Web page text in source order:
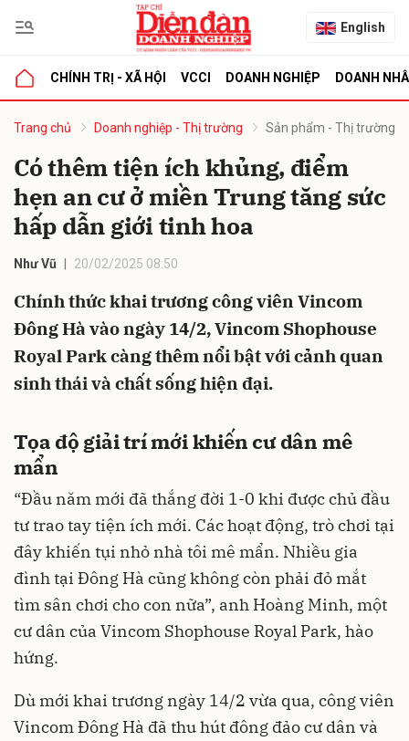
English
CHÍNH TRỊ - XÃ HỘI VCCI DOANH NGHIỆP DOANH
Trang chủ Doanh nghiệp - Thị trường Sản phẩm - Thị trường
Có thêm tiện ích khủng, điểm
hẹn an cư ở miền Trung tăng sức
hấp dẫn giới tinh hoa
Như Vũ 20/02/2025 08:50
Chính thức khai trương công viên Vincom
Đông Hà vào ngày 14/2, Vincom Shophouse
Royal Park càng thêm nổi bật với cảnh quan
sinh thái và chất sống hiện đại.
Tọa độ giải trí mới khiến cư dân mê
mẩn
“Đầu năm mới đã thắng đời 1-0 khi được chủ đầu
tư trao tay tiện ích mới. Các hoạt động, trò chơi tại
đây khiến tụi nhỏ nhà tôi mê mẩn. Nhiều gia
đình tại Đông Hà cũng không còn phải đỏ mắt
tìm sân chơi cho con nữa”, anh Hoàng Minh, một
cư dân của Vincom Shophouse Royal Park, hào
hứng.
Dù mới khai trương ngày 14/2 vừa qua, công viên
Vincom Đông Hà đã thu hút đông đảo cư dân và
luận
Hủy